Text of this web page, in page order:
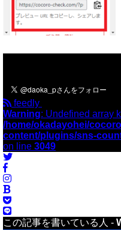
feedly
Warning: Undefined array
/home/okadayohei/
content/plugins/sns-
on line 3049
この記事を書いている人 -